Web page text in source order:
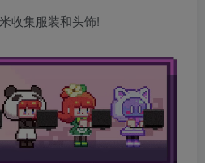
收集服装和头饰!